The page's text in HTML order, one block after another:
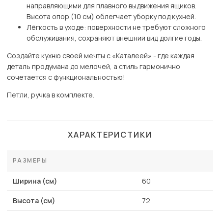
направляющими для плавного выдвижения ящиков.
Высота опор (10 см) облегчает уборку под кухней.
Лёгкость в уходе: поверхности не требуют сложного
обслуживания, сохраняют внешний вид долгие годы.
Создайте кухню своей мечты с «Каталеей» - где каждая
деталь продумана до мелочей, а стиль гармонично
сочетается с функциональностью!
Петли, ручка в комплекте.
ХАРАКТЕРИСТИКИ
РАЗМЕРЫ
Ширина (см) 60
Высота (см) 72